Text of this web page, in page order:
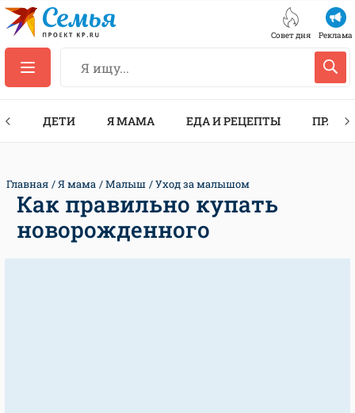
Совет дня Реклама
ДЕТИ Я МАМА ЕДА И РЕЦЕПТЫ
Главная Я мама Малыш Уход за малышом
Как правильно купать
новорожденного